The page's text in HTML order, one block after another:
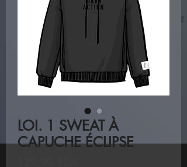
LOI. 1 SWEAT À
CAPUCHE ÉCLIPSE